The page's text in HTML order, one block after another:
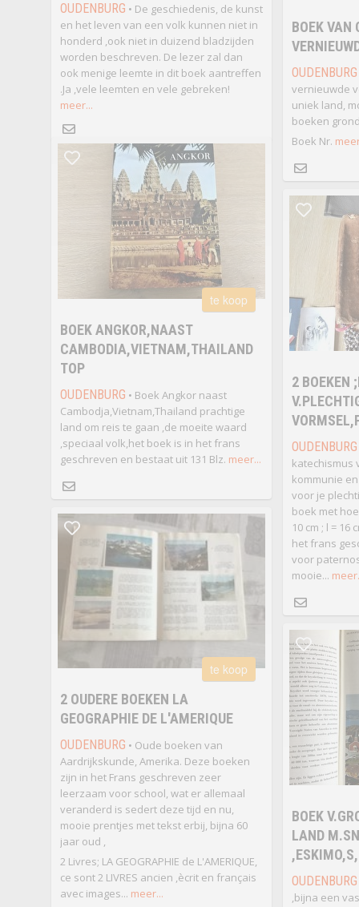
OUDENBURG • De geschiedenis, de kunst
en het leven van een volk kunnen niet in
honderd ,ook niet in duizend bladzijden
worden beschreven. De lezer zal dan
ook menige leemte in dit boek aantreffen
.Ja ,vele leemten en vele gebreken!
meer...
BOEK VAN
OUDENBURG
vernieuwde
uniek land,
boeken
Boek Nr.
te koop
BOEK ANGKOR,NAAST
CAMBODIA,VIETNAM,THAILAND
TOP
OUDENBURG • Boek Angkor naast
Cambodja,Vietnam,Thailand prachtige
land om reis te gaan ,de moeite waard
,speciaal volk,het boek is in het frans
geschreven en bestaat uit 131 Blz. meer...
2 BOEKEN
OUDENBURG
katechismus
kommunie
voor je
boek met
10 cm ; l = 16
het frans
voor
mooie...
te koop
2 OUDERE BOEKEN LA
GEOGRAPHIE DE L'AMERIQUE
OUDENBURG • Oude boeken van
Aardrijkskunde, Amerika. Deze boeken
zijn in het Frans geschreven zeer
leerzaam voor school, wat er allemaal
veranderd is sedert deze tijd en nu,
mooie prentjes met tekst erbij, bijna 60
jaar oud ,
2 Livres; LA GEOGRAPHIE de L'AMERIQUE,
ce sont 2 LIVRES ancien ,ècrit en français
avec images... meer...
BOEK
LAND
OUDENBURG
,bijna een